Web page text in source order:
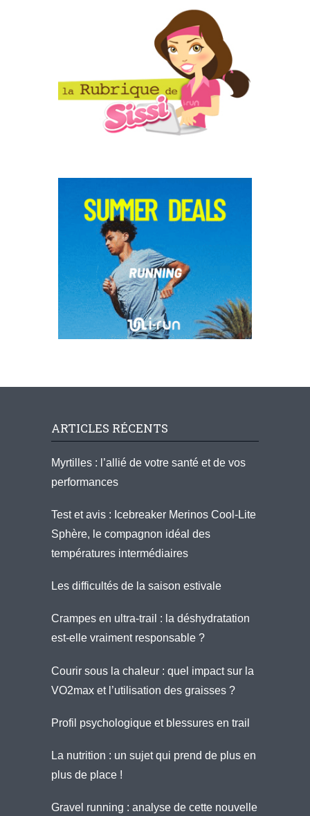
ARTICLES RÉCENTS
Myrtilles : l’allié de votre santé et de vos
performances
Test et avis : Icebreaker Merinos Cool-Lite
Sphère, le compagnon idéal des
températures intermédiaires
Les difficultés de la saison estivale
Crampes en ultra-trail : la déshydratation
est-elle vraiment responsable ?
Courir sous la chaleur : quel impact sur la
VO2max et l’utilisation des graisses ?
Profil psychologique et blessures en trail
La nutrition : un sujet qui prend de plus en
plus de place !
Gravel running : analyse de cette nouvelle